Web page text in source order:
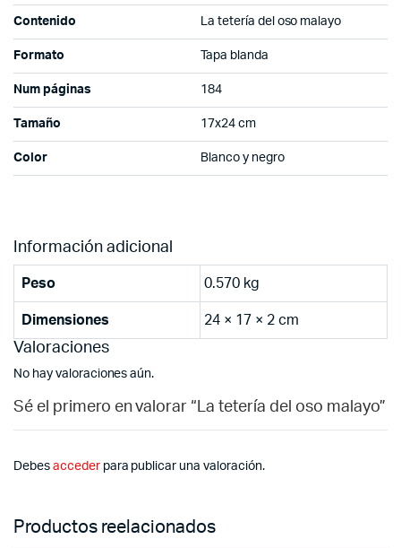
Contenido La tetería del oso malayo
Formato Tapa blanda
Num páginas 184
Tamaño 17x24 cm
Color Blanco y negro
Información adicional
Peso 0.570 kg
Dimensiones 24 × 17 × 2 cm
Valoraciones
No hay valoraciones aún.
Sé el primero en valorar “La tetería del oso malayo”
Debes accederpara publicar una valoración.
Productos reelacionados